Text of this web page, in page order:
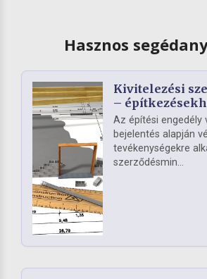
Hasznos
Kivitelezési
–
Az építési engedély
bejelentés alapján
tevékenységekre
szerződésmin...